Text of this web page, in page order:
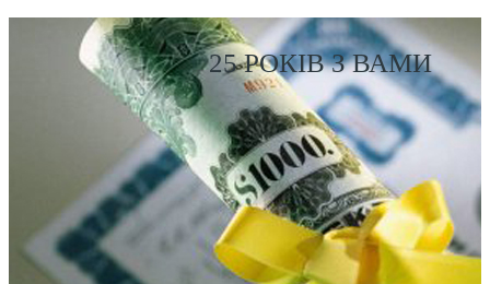
25 РОКІВ З ВАМИ